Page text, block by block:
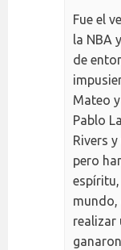
Fue el
la NBA
de
Mateo
Pablo
Rivers
pero
mundo,
realizar